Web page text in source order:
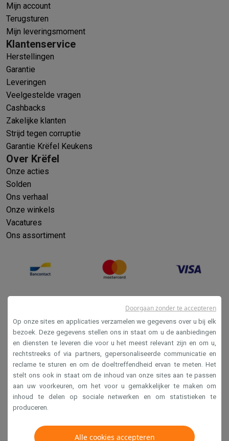
Mijn account
Terugsturen
Mijn leveringsmoment
Klantenservice
Herstellingen
Garantie
Leveringen
Veelgestelde vragen
Cashbacks
Zakelijke klanten
Strijd tegen corruptie
Garantie Krëfel Keukens
Over Krëfel
Onze acties
Solden
Ons verhaal
Onze winkels
Vacatures
Ons assortiment
Verkoopsvoorwaarden
Privacy
Disclaimer
Cookies
Krëfel NV - Steenstraat 44 - Industriezone 4 "T Sas",
Op onze sites en applicaties verzamelen we gegevens over u bij elk
bezoek. Deze gegevens stellen ons in staat om u de aanbiedingen
en diensten te leveren die voor u het meest relevant zijn en om u,
rechtstreeks of via partners, gepersonaliseerde communicatie en
reclame te sturen en om de doeltreffendheid ervan te meten. Het
stelt ons ook in staat om de inhoud van onze sites aan te passen
aan uw voorkeuren, om het voor u gemakkelijker te maken om
inhoud te delen op sociale netwerken en om statistieken te
produceren.
Alle cookies accepteren
Doorgaan zonder te accepteren